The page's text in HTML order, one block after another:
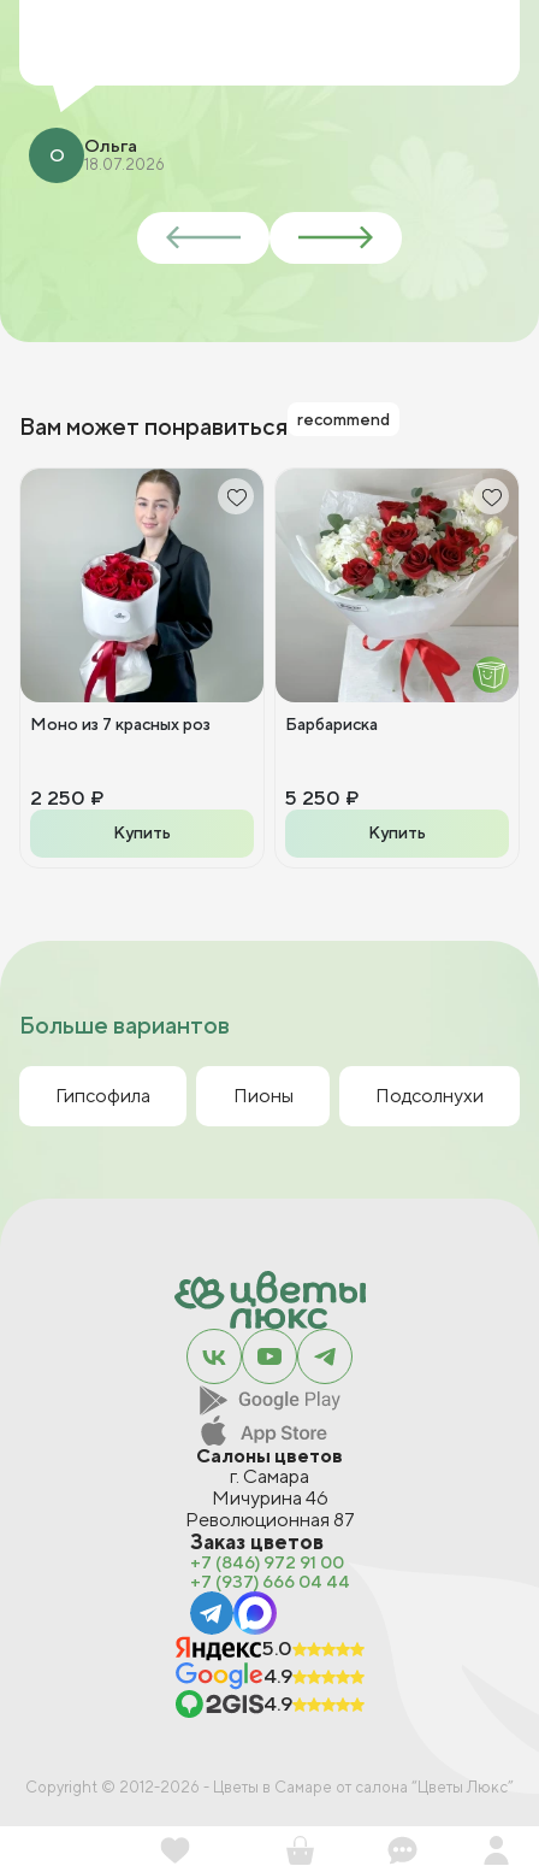
Предзаказ
О Ольга
18.07.2026
Вам может понравиться recommend
Моно из 7 красных роз
2 250 ₽
Купить
Барбариска
5 250 ₽
Купить
Больше вариантов
Гипсофила Пионы Подсолнухи
Салоны цветов
г. Самара
Мичурина 46
Революционная 87
Заказ цветов
+7 (846) 972 91 00
+7 (937) 666 04 44
5.0
4.9
4.9
Copyright © 2012-2026 - Цветы в Самаре от салона “Цветы Люкс”